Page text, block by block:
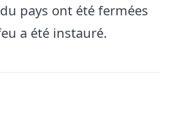
pays ont été fermées
a été instauré.